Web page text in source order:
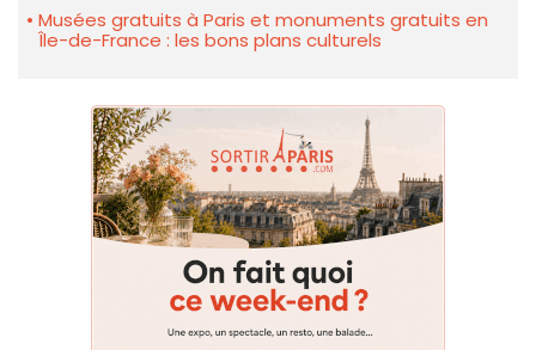
Musées gratuits à Paris et monuments gratuits en
Île-de-France : les bons plans culturels